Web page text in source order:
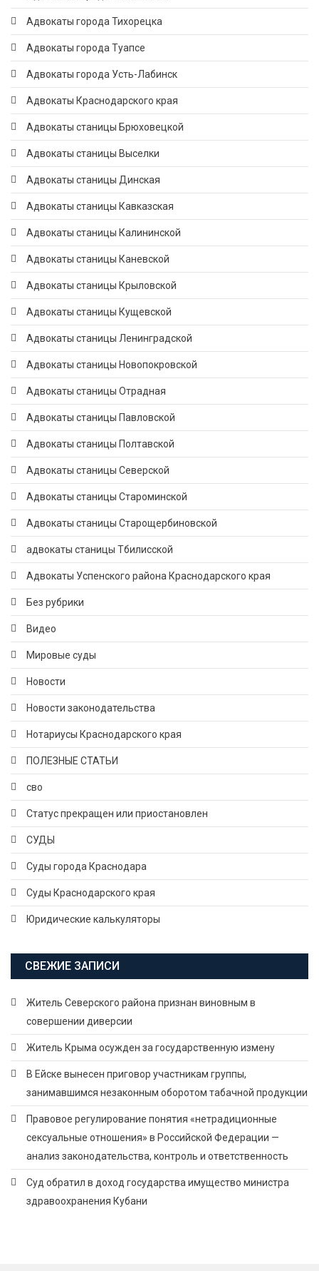
Адвокаты города Тихорецка
Адвокаты города Туапсе
Адвокаты города Усть-Лабинск
Адвокаты Краснодарского края
Адвокаты станицы Брюховецкой
Адвокаты станицы Выселки
Адвокаты станицы Динская
Адвокаты станицы Кавказская
Адвокаты станицы Калининской
Адвокаты станицы Каневской
Адвокаты станицы Крыловской
Адвокаты станицы Кущевской
Адвокаты станицы Ленинградской
Адвокаты станицы Новопокровской
Адвокаты станицы Отрадная
Адвокаты станицы Павловской
Адвокаты станицы Полтавской
Адвокаты станицы Северской
Адвокаты станицы Староминской
Адвокаты станицы Старощербиновской
адвокаты станицы Тбилисской
Адвокаты Успенского района Краснодарского края
Без рубрики
Видео
Мировые суды
Новости
Новости законодательства
Нотариусы Краснодарского края
ПОЛЕЗНЫЕ СТАТЬИ
сво
Статус прекращен или приостановлен
СУДЫ
Суды города Краснодара
Суды Краснодарского края
Юридические калькуляторы
СВЕЖИЕ ЗАПИСИ
Житель Северского района признан виновным в
совершении диверсии
Житель Крыма осужден за государственную измену
В Ейске вынесен приговор участникам группы,
занимавшимся незаконным оборотом табачной продукции
Правовое регулирование понятия «нетрадиционные
сексуальные отношения» в Российской Федерации —
анализ законодательства, контроль и ответственность
Суд обратил в доход государства имущество министра
здравоохранения Кубани